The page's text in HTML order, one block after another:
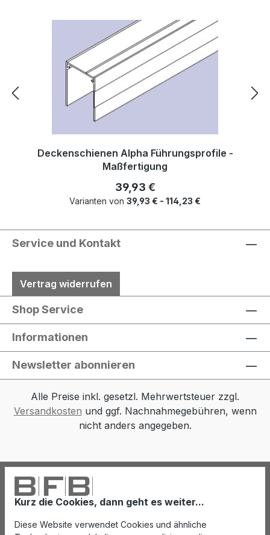
Kurz die Cookies, dann geht es weiter...
Diese Website verwendet Cookies und ähnliche
Deckenschienen Alpha Führungsprofile -
Maßfertigung
Regulärer Preis:
39,93 €
Varianten von 39,93 € - 114,23 €
Service und Kontakt
Vertrag widerrufen
Shop Service
Informationen
Newsletter abonnieren
Alle Preise inkl. gesetzl. Mehrwertsteuer zzgl.
Versandkosten und ggf. Nachnahmegebühren, wenn
nicht anders angegeben.